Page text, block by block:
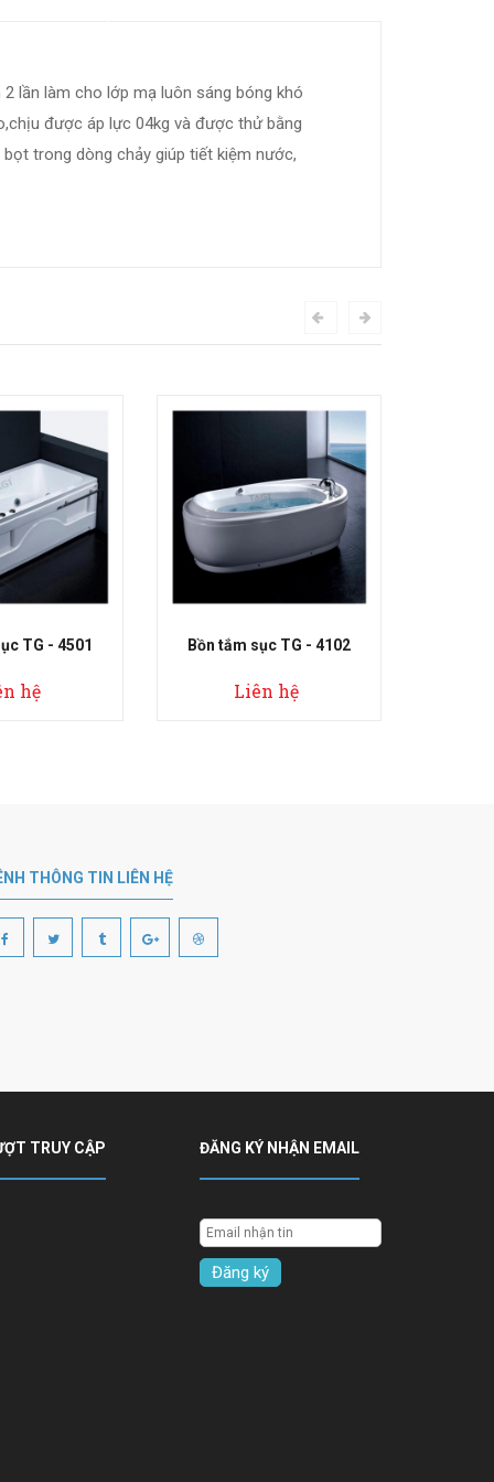
lần làm cho lớp mạ luôn sáng bóng khó
được áp lực 04kg và được thử bằng
trong dòng chảy giúp tiết kiệm nước,
sục TG - 4102
Liên hệ
Bồn tắm sục TG - 4701
Liên hệ
THÔNG TIN LIÊN HỆ
TRUY CẬP ĐĂNG KÝ NHẬN EMAIL
Đăng ký